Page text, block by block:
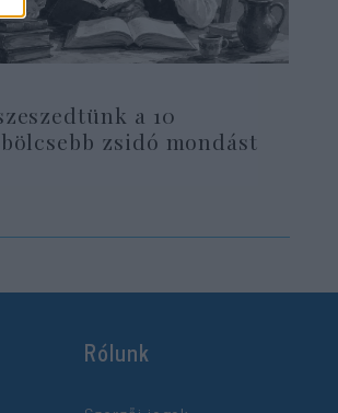
a 10
zsidó mondást
Rólunk